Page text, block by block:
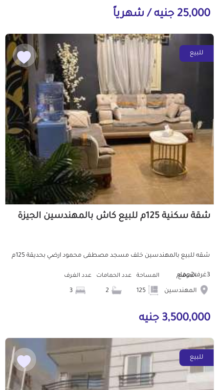
25,000 جنيه / شهرياً
للبيع
شقة سكنية 125م للبيع كاش بالمهندسين الجيزة
شقه للبيع بالمهندسين خلف مسجد مصطفى محمود ارضي بحديقة 125م
3غرف2حمام الموقع
المهندسين
المساحة عدد الحمامات عدد الغرف
3,500,000 جنيه
للبيع